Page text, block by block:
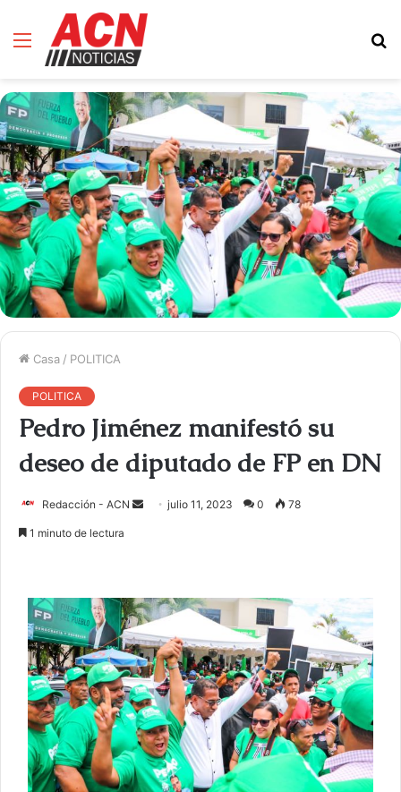
Menú
Casa / POLITICA
POLITICA
Pedro Jiménez manifestó su
deseo de diputado de FP en DN
Redacción - ACN
r
u
n
c
o
r
r
e
o
julio 11, 2023 0 78
1 minuto de lectura